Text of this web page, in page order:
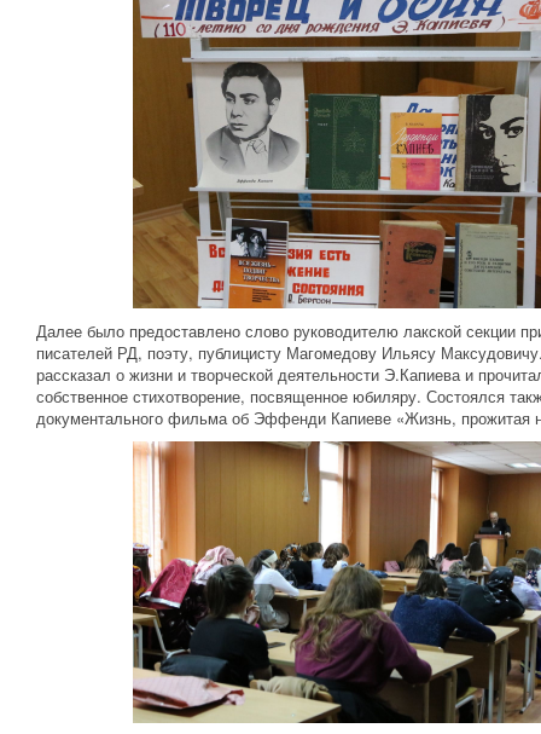
Далее было предоставлено слово руководителю лакской секции
писателей РД, поэту, публицисту Магомедову Ильясу
рассказал о жизни и творческой деятельности Э.Капиева и
собственное стихотворение, посвященное юбиляру. Состоялся
документального фильма об Эффенди Капиеве «Жизнь, прожитая